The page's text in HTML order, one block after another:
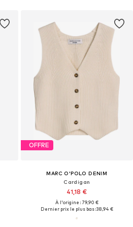
OFFRE
MARC O'POLO DENIM
Cardigan
41,18 €
À l'origine : 79,90 €
Dernier prix le plus bas :38,94 €